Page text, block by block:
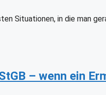
Situationen, in die man
– wenn ein